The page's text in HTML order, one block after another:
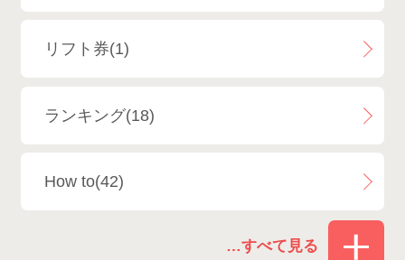
リフト券(1)
ランキング(18)
How to(42)